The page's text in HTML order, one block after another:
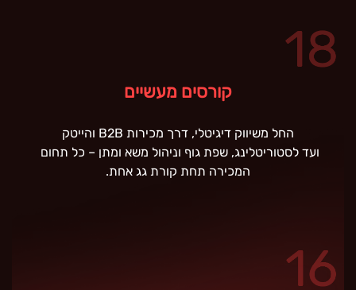
קורסים מעשיים
החל משיווק דיגיטלי, דרך מכירות B2B והייטק
ועד לסטוריטלינג, שפת גוף וניהול משא ומתן – כל תחום
המכירה תחת קורת גג אחת.